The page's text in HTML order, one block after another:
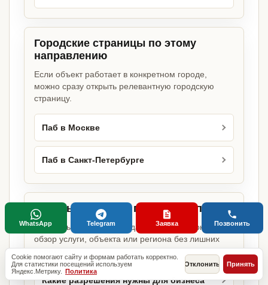
Городские страницы по этому
направлению
Если объект работает в конкретном городе,
можно сразу открыть релевантную городскую
страницу.
Паб в Москве
Паб в Санкт-Петербурге
Базовые разделы по этому запросу
Родительские страницы дают более широкий
обзор услуги, объекта или региона без лишних
переходов.
Какие разрешения нужны для бизнеса
Cookie помогают сайту и формам работать корректно.
Для статистики посещений используем
Яндекс.Метрику. Политика
Отклонить Принять
WhatsApp Telegram Заявка Позвонить